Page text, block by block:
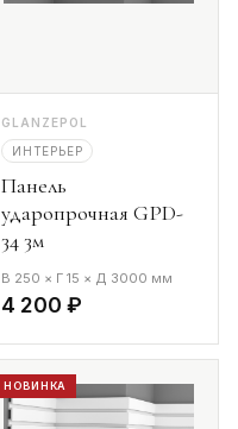
GLANZEPOL
ИНТЕРЬЕР
Панель
ударопрочная GPD-
34 3м
В 250 × Г 15 × Д 3000 мм
4 200 ₽
НОВИНКА